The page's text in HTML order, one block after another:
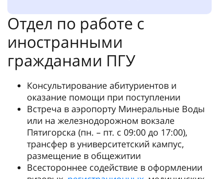
Отдел по работе с
иностранными
гражданами ПГУ
Консультирование абитуриентов и
оказание помощи при поступлении
Встреча в аэропорту Минеральные Воды
или на железнодорожном вокзале
Пятигорска (пн. – пт. с 09:00 до 17:00),
трансфер в университетский кампус,
размещение в общежитии
Всестороннее содействие в оформлении